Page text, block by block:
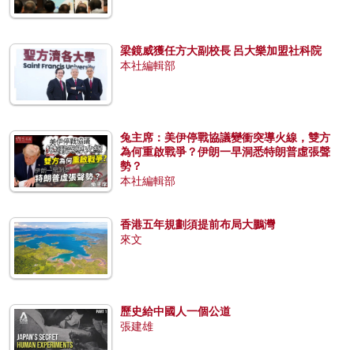
梁鏡威獲任方大副校長 呂大樂加盟社科院
本社編輯部
兔主席：美伊停戰協議變衝突導火線，雙方
為何重啟戰爭？伊朗一早洞悉特朗普虛張聲
勢？
本社編輯部
香港五年規劃須提前布局大鵬灣
來文
歷史給中國人一個公道
張建雄